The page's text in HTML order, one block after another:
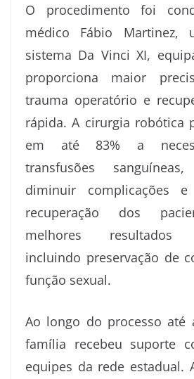
O procedimento foi
médico Fábio Martinez,
sistema Da Vinci XI,
proporciona maior
trauma operatório e
rápida. A cirurgia robótica
em até 83% a
transfusões
diminuir complicações
recuperação dos
melhores resultados
incluindo preservação de
função sexual.
Ao longo do processo até
família recebeu suporte
equipes da rede estadual.